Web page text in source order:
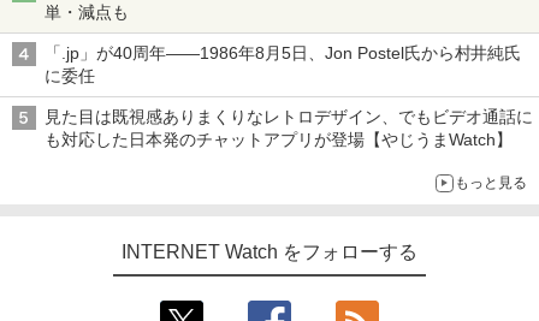
単・減点も
「.jp」が40周年――1986年8月5日、Jon Postel氏から村井純氏
に委任
見た目は既視感ありまくりなレトロデザイン、でもビデオ通話に
も対応した日本発のチャットアプリが登場【やじうまWatch】
もっと見る
INTERNET Watch をフォローする